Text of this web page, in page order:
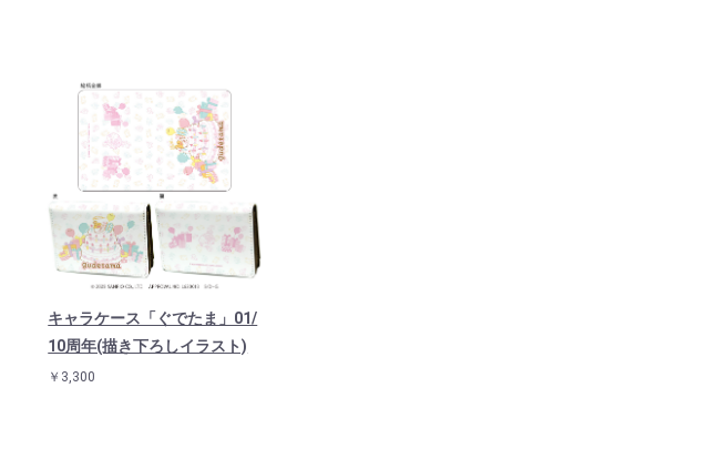
キャラケース「ぐでたま」01/
10周年(描き下ろしイラスト)
￥3,300